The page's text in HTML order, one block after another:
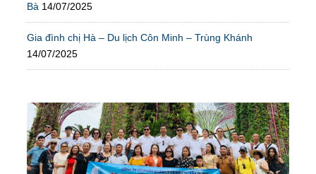
Bà 14/07/2025
Gia đình chị Hà – Du lịch Côn Minh – Trùng Khánh
14/07/2025